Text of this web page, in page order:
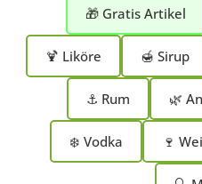
🎁 Gratis Artikel
🍹 Liköre 🍯 Sirup
⚓ Rum 🌿
❄️ Vodka 🍷